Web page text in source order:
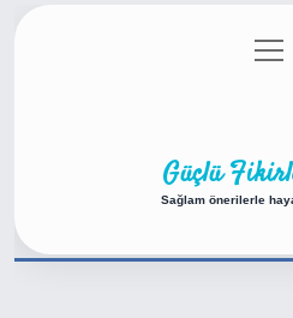
Gizlilik
aç
Güçlü
Sağlam önerilerle